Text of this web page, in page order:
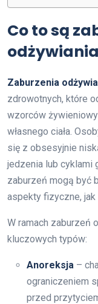
Co to są
Zaburzenia
zdrowotnych, które
wzorców
własnego ciała.
się z obsesyjnie
jedzenia lub cyklami
zaburzeń mogą być
aspekty fizyczne, jak
W ramach zaburzeń
kluczowych typów:
Anoreksja –
ograniczeniem
przed